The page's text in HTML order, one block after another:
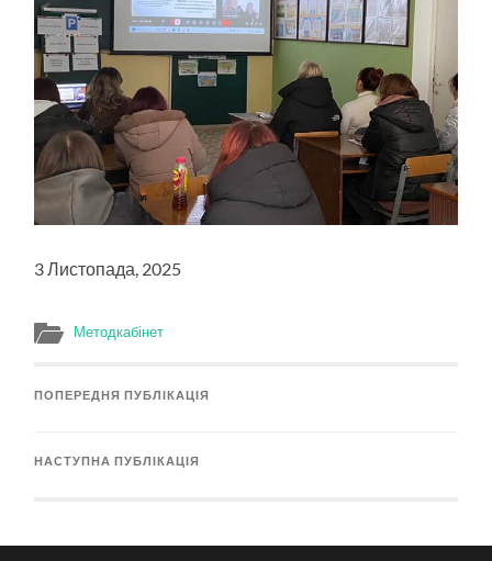
3 Листопада, 2025
Методкабінет
ПОПЕРЕДНЯ ПУБЛІКАЦІЯ
НАСТУПНА ПУБЛІКАЦІЯ